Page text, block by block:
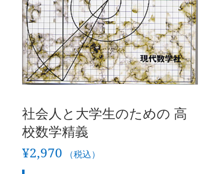
社会人と大学生のための 高
校数学精義
¥2,970 （税込）